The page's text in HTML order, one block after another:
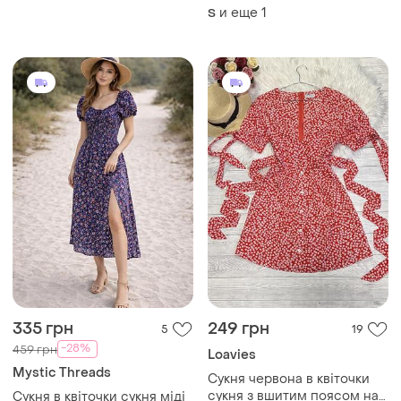
розпродаж
S и еще 1
335 грн 5
459 грн -28%
Mystic Threads
Сукня в квіточки сукня міді
249 грн 19
Loavies
Сукня червона в квіточки
сукня з вшитим поясом на